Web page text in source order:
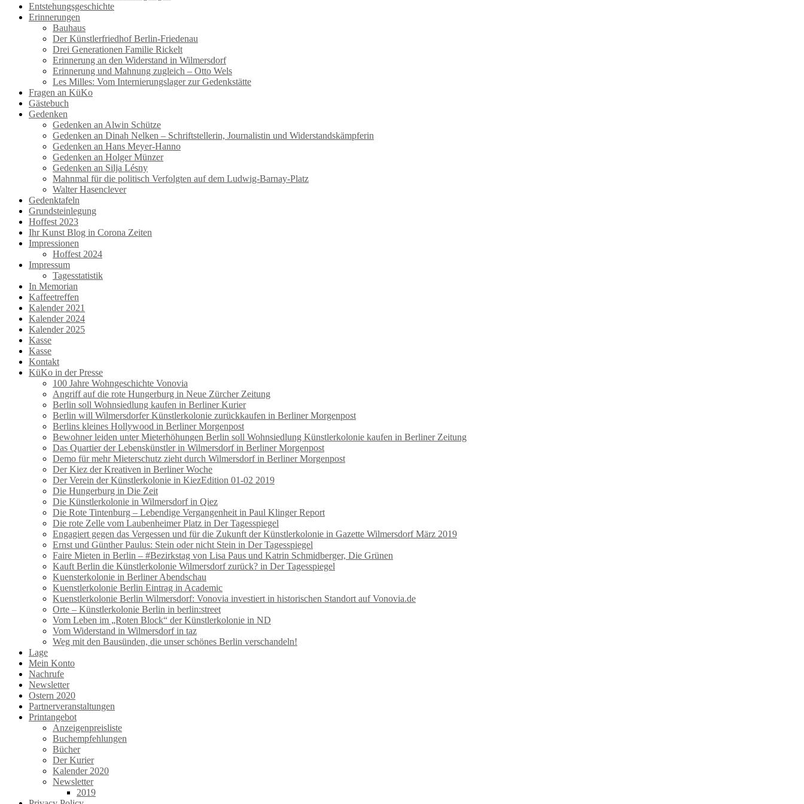
Entstehungsgeschichte
Erinnerungen
Bauhaus
Der Künstlerfriedhof Berlin-Friedenau
Drei Generationen Familie Rickelt
Erinnerung an den Widerstand in Wilmersdorf
Erinnerung und Mahnung zugleich – Otto Wels
Les Milles: Vom Internierungslager zur Gedenkstätte
Fragen an KüKo
Gästebuch
Gedenken
Gedenken an Alwin Schütze
Gedenken an Dinah Nelken – Schriftstellerin, Journalistin und Widerstandskämpferin
Gedenken an Hans Meyer-Hanno
Gedenken an Holger Münzer
Gedenken an Silja Lésny
Mahnmal für die politisch Verfolgten auf dem Ludwig-Barnay-Platz
Walter Hasenclever
Gedenktafeln
Grundsteinlegung
Hoffest 2023
Ihr Kunst Blog in Corona Zeiten
Impressionen
Hoffest 2024
Impressum
Tagesstatistik
In Memorian
Kaffeetreffen
Kalender 2021
Kalender 2024
Kalender 2025
Kasse
Kasse
Kontakt
KüKo in der Presse
100 Jahre Wohngeschichte Vonovia
Angriff auf die rote Hungerburg in Neue Zürcher Zeitung
Berlin soll Wohnsiedlung kaufen in Berliner Kurier
Berlin will Wilmersdorfer Künstlerkolonie zurückkaufen in Berliner Morgenpost
Berlins kleines Hollywood in Berliner Morgenpost
Bewohner leiden unter Mieterhöhungen Berlin soll Wohnsiedlung Künstlerkolonie kaufen in Berliner Zeitung
Das Quartier der Lebenskünstler in Wilmersdorf in Berliner Morgenpost
Demo für mehr Mieterschutz zieht durch Wilmersdorf in Berliner Morgenpost
Der Kiez der Kreativen in Berliner Woche
Der Verein der Künstlerkolonie in KiezEdition 01-02 2019
Die Hungerburg in Die Zeit
Die Künstlerkolonie in Wilmersdorf in Qiez
Die Rote Tintenburg – Lebendige Vergangenheit in Paul Klinger Report
Die rote Zelle vom Laubenheimer Platz in Der Tagesspiegel
Engagiert gegen das Vergessen und für die Zukunft der Künstlerkolonie in Gazette Wilmersdorf März 2019
Ernst und Günther Paulus: Stein oder nicht Stein in Der Tagesspiegel
Faire Mieten in Berlin – #Bezirkstag von Lisa Paus und Katrin Schmidberger, Die Grünen
Kauft Berlin die Künstlerkolonie Wilmersdorf zurück? in Der Tagesspiegel
Kuensterkolonie in Berliner Abendschau
Kuenstlerkolonie Berlin Eintrag in Academic
Kuenstlerkolonie Berlin Wilmersdorf: Vonovia investiert in historischen Standort auf Vonovia.de
Orte – Künstlerkolonie Berlin in berlin:street
Vom Leben im „Roten Block“ der Künstlerkolonie in ND
Vom Widerstand in Wilmersdorf in taz
Weg mit den Bausünden, die unser schönes Berlin verschandeln!
Lage
Mein Konto
Nachrufe
Newsletter
Ostern 2020
Partnerveranstaltungen
Printangebot
Anzeigenpreisliste
Buchempfehlungen
Bücher
Der Kurier
Kalender 2020
Newsletter
2019